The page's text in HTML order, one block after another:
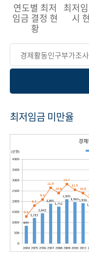
연도별 최저
임금 결정 현
황
최저
시
경제활동인구부가조
최저임금 미만율